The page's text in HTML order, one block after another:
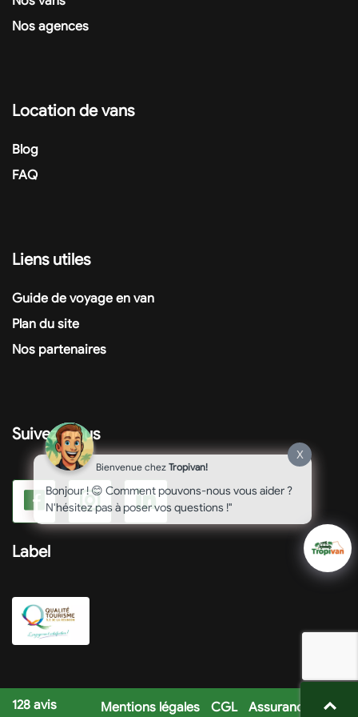
Nos agences
Location de vans
Blog
FAQ
Liens utiles
Guide de voyage en van
Plan du site
Nos partenaires
Suivez-nous
Label
128 avis Mentions légales CGL Assurances
X
Bienvenue chez Tropivan!
Bonjour ! 😊 Comment pouvons-nous vous aider ?
N'hésitez pas à poser vos questions !"